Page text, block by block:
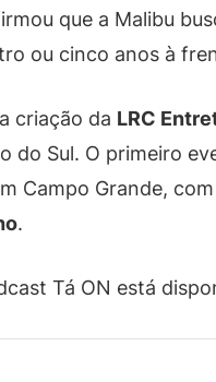
que a Malibu
ou cinco anos à
criação da LRC
do Sul. O primeiro
Campo Grande,
.
Tá ON está